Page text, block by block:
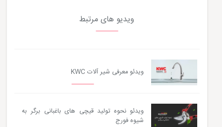
ویدیو های مرتبط
ویدئو معرفی شیر آلات KWC
ویدئو نحوه تولید قیچی های باغبانی برگر به
شیوه فورج